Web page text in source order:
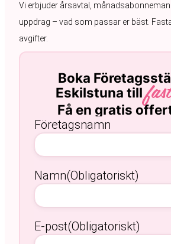
Vi erbjuder årsavtal,
uppdrag – vad som passar er bäst.
avgifter.
Boka
Eskilstuna till
Få en gratis
Företagsnamn
Namn(Obligatoriskt)
E-post(Obligatoriskt)